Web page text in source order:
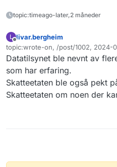
topic:timeago-later,2 måneder
L
Frakoblet
livar.bergheim
topic:wrote-on, /post/1002, 2024-
Sist endret av
Datatilsynet ble nevnt av
som har erfaring.
Skatteetaten ble også pekt
Skatteetaten om noen der